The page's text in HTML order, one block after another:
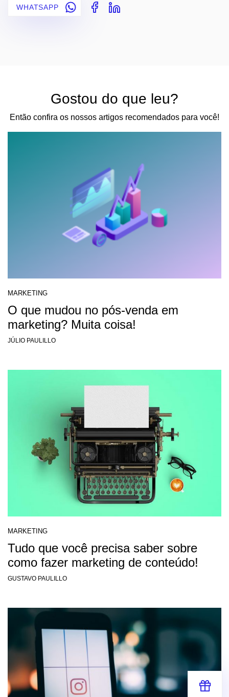
WHATSAPP
Gostou do que leu?
Então confira os nossos artigos recomendados para você!
MARKETING
O que mudou no pós-venda em
marketing? Muita coisa!
JÚLIO PAULILLO
MARKETING
Tudo que você precisa saber sobre
como fazer marketing de conteúdo!
GUSTAVO PAULILLO